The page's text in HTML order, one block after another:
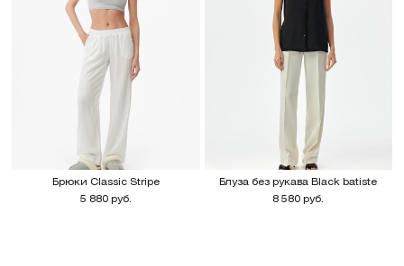
Брюки Classic Stripe
5 880 руб.
Блуза без рукава Black batiste
8 580 руб.